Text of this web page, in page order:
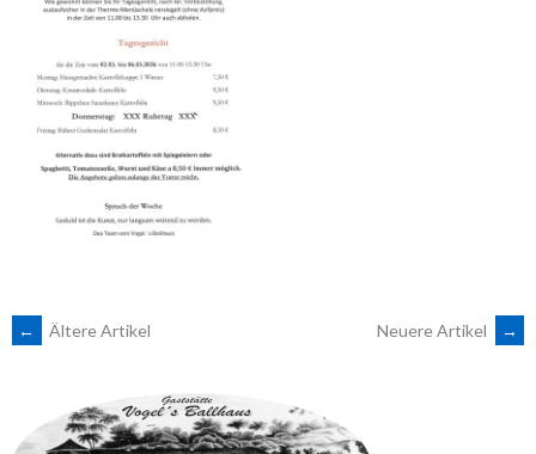
BEITRAGSNAVIGATION
← Ältere Artikel Neuere Artikel →